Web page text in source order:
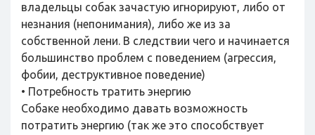
владельцы собак зачастую игнорируют, либо от
незнания (непонимания), либо же из за
собственной лени. В следствии чего и начинается
большинство проблем с поведением (агрессия,
фобии, деструктивное поведение)
• Потребность тратить энергию
Собаке необходимо давать возможность
потратить энергию (так же это способствует